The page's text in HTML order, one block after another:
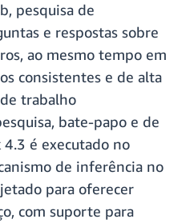
pesquisa de
e respostas sobre
ao mesmo tempo em
consistentes e de alta
trabalho
bate-papo e de
é executado no
de inferência no
para oferecer
com suporte para